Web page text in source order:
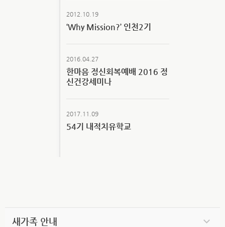
2012.10.19
‘Why Mission?’ 인천2기
2016.04.27
한마음 정신회복예배 2016 정
신건강세미나
2017.11.09
54기 내적치유학교
새가족 안내